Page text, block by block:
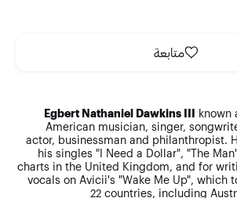
متابعة
Egbert Nathaniel Dawkins III known
American musician, singer,
actor, businessman and philanthropist.
his singles "I Need a Dollar", "The
charts in the United Kingdom, and for
vocals on Avicii's "Wake Me Up", which
22 countries, including